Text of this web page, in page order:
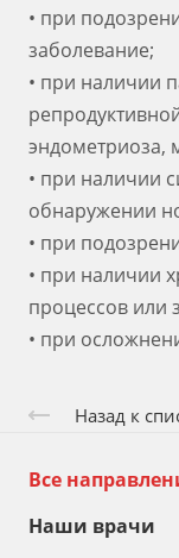
• при
заболевание;
• при наличии
эндометриоза,
• при наличии
обнаружении
• при
• при наличии
процессов или
• при
Назад к
Все
Наши врачи